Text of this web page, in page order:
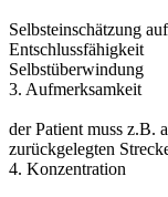
Selbsteinschätzung
Entschlussfähigkeit
Selbstüberwindung
3. Aufmerksamkeit
der Patient muss z.B.
zurückgelegten
4. Konzentration